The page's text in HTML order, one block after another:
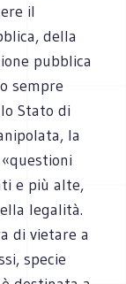
il
della
pubblica
sempre
Stato di
la
e più alte,
legalità.
di vietare a
specie